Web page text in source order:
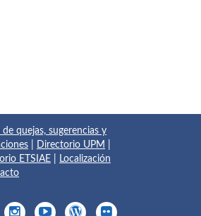
de quejas, sugerencias y
Directorio UPM
ETSIAE
Localización